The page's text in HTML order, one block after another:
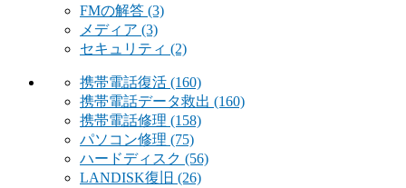
FMの解答 (3)
メディア (3)
セキュリティ (2)
携帯電話復活 (160)
携帯電話データ救出 (160)
携帯電話修理 (158)
パソコン修理 (75)
ハードディスク (56)
LANDISK復旧 (26)